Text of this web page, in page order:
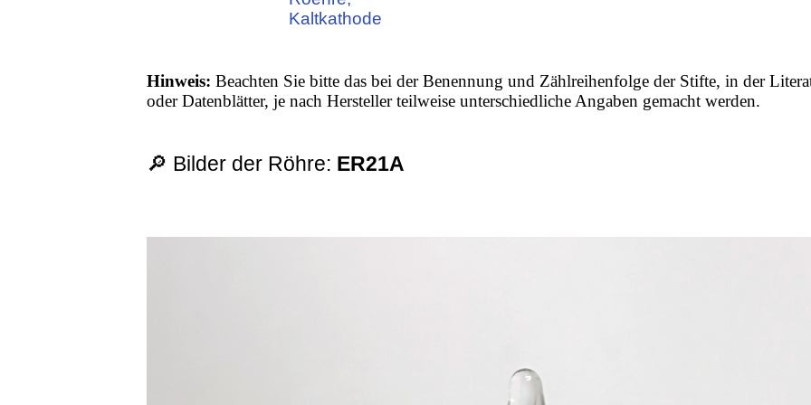
Kaltkathode
Hinweis: Beachten Sie bitte das bei der Benennung und Zählreihenfolge der Stifte, in der
oder Datenblätter, je nach Hersteller teilweise unterschiedliche Angaben gemacht werden.
🔎 Bilder der Röhre: ER21A